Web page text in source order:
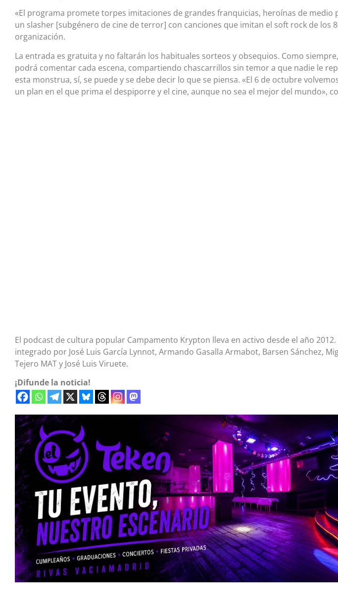
«El programa promete torpes imitaciones de grandes franquicias, heroínas de medio
un slasher [subgénero de cine de terror] con canciones que imitan el soft rock de los
organización.
La entrada es gratuita y no faltarán los habituales sorteos y obsequios. Como
podrá comentar cada escena, compartiendo chascarrillos sin temor a que nadie le
esta monstrua, sí, se puede y se debe decir lo que se piensa. «El 6 de octubre
un plan en el que prima el despiporre y el cine, aunque no sea el mejor del mundo»,
El podcast de cultura popular Campamento Krypton lleva en activo desde el año 2012.
integrado por José Luis García Lynnot, Armando Gasalla Armabot, Barsen Sánchez,
Tejero MAT y José Luis Viruete.
¡Difunde la noticia!